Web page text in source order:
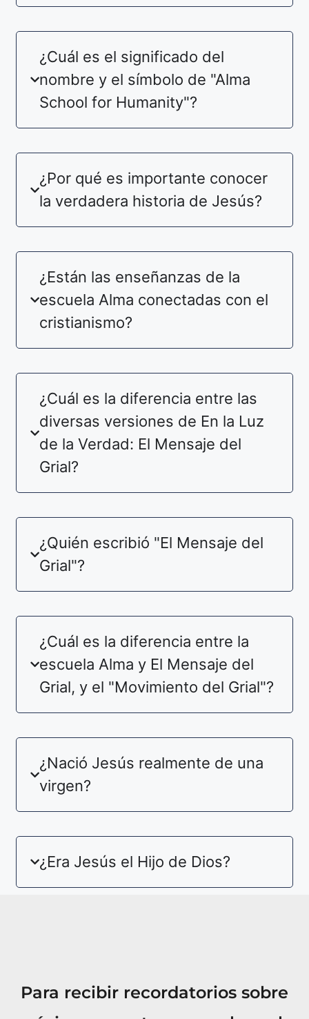
¿Cuál es el significado del
nombre y el símbolo de "Alma
School for Humanity"?
¿Por qué es importante conocer
la verdadera historia de Jesús?
¿Están las enseñanzas de la
escuela Alma conectadas con el
cristianismo?
¿Cuál es la diferencia entre las
diversas versiones de En la Luz
de la Verdad: El Mensaje del
Grial?
¿Quién escribió "El Mensaje del
Grial"?
¿Cuál es la diferencia entre la
escuela Alma y El Mensaje del
Grial, y el "Movimiento del Grial"?
¿Nació Jesús realmente de una
virgen?
¿Era Jesús el Hijo de Dios?
Para recibir recordatorios sobre